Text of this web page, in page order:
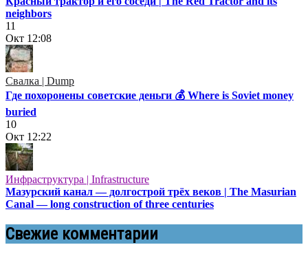
neighbors
11
Окт 12:08
Свалка | Dump
Где похоронены советские деньги 💰 Where is Soviet money
buried
10
Окт 12:22
Инфраструктура | Infrastructure
Мазурский канал — долгострой трёх веков | The Masurian
Canal — long construction of three centuries
Свежие комментарии